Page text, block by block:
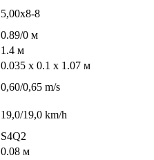
5,00х8-8
0.89/0 м
1.4 м
0.035 x 0.1 x 1.07 м
0,60/0,65 m/s
19,0/19,0 km/h
S4Q2
0.08 м